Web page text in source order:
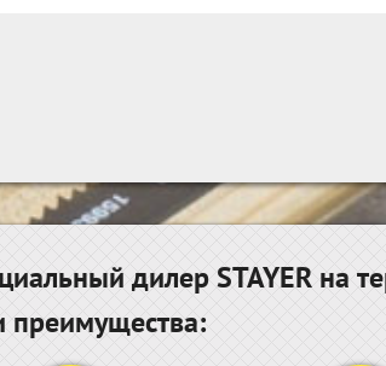
дилер STAYER на